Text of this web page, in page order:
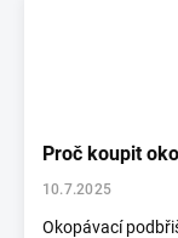
Proč koupit
10.7.2025
Okopávací